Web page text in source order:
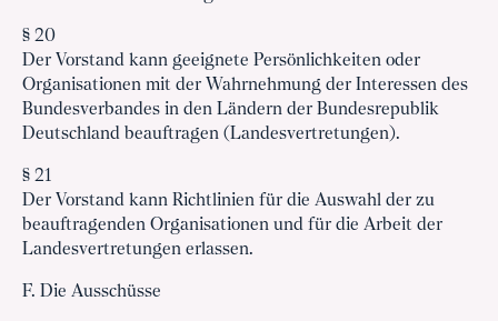
§ 20
Der Vorstand kann geeignete Persönlichkeiten oder
Organisationen mit der Wahrnehmung der Interessen des
Bundesverbandes in den Ländern der Bundesrepublik
Deutschland beauftragen (Landesvertretungen).
§ 21
Der Vorstand kann Richtlinien für die Auswahl der zu
beauftragenden Organisationen und für die Arbeit der
Landesvertretungen erlassen.
F. Die Ausschüsse